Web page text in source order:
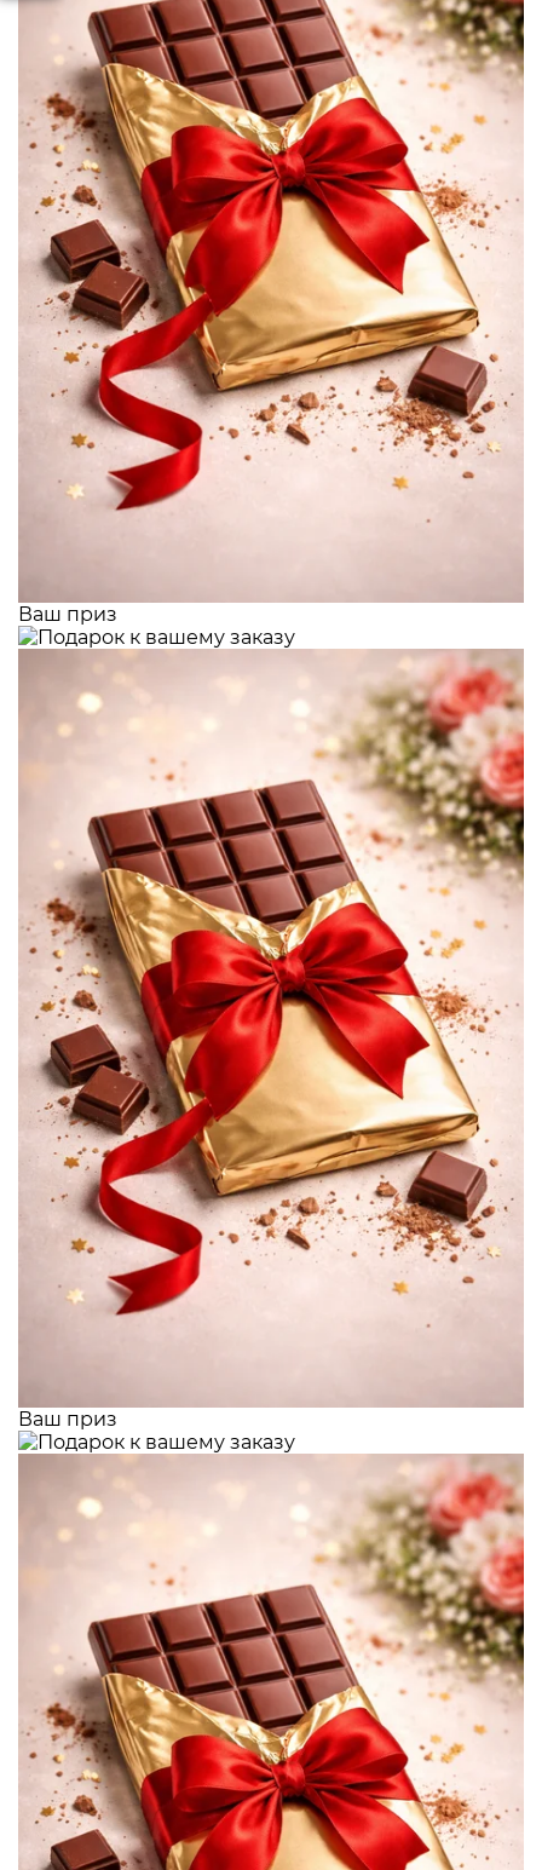
Ваш приз
Ваш приз